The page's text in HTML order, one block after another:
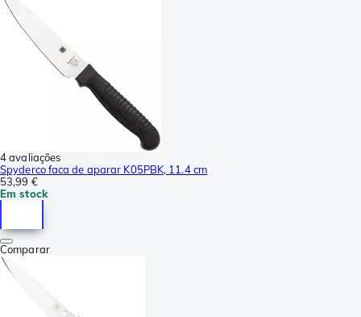
4 avaliações
Spyderco faca de aparar K05PBK, 11.4 cm
53,99 €
Em stock
Comparar